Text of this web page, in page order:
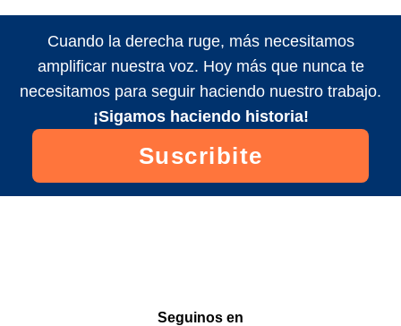
Cuando la derecha ruge, más necesitamos
amplificar nuestra voz. Hoy más que nunca te
necesitamos para seguir haciendo nuestro trabajo.
¡Sigamos haciendo historia!
Suscribite
Seguinos en